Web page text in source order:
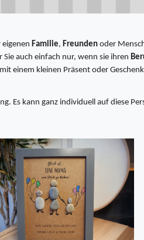
eigenen Familie, Freunden oder
auch einfach nur, wenn sie ihren
einem kleinen Präsent oder
Es kann ganz individuell auf diese